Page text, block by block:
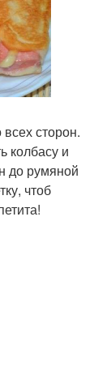
сторон.
колбасу и
до румяной
чтоб